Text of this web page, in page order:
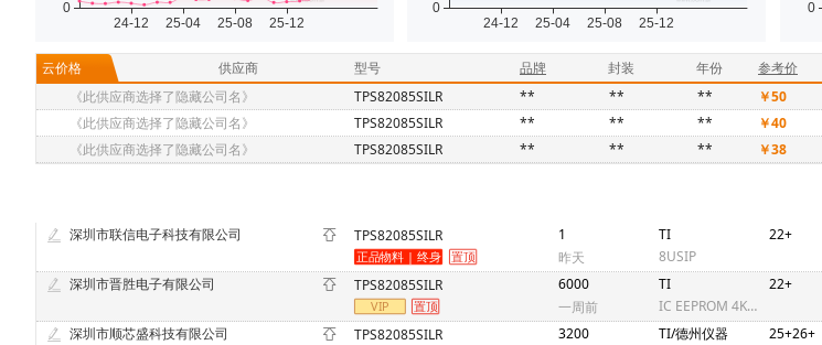
云价格 供应商 型号 品牌 封装 年份 参考价
《此供应商选择了隐藏公司名》
TPS82085SILR ** ** ** ￥50
《此供应商选择了隐藏公司名》 TPS82085SILR ** ** ** ￥40
《此供应商选择了隐藏公司名》 TPS82085SILR ** ** ** ￥38
深圳市联信电子科技有限公司 TPS82085SILR
1
昨天
TI
8USIP
22+
深圳市晋胜电子有限公司 TPS82085SILR
6000
一周前
TI
IC EEPROM 4KBIT I2C 1MHZ 8TSSOP
22+
深圳市顺芯盛科技有限公司 TPS82085SILR
3200
TI/德州仪器
25+26+